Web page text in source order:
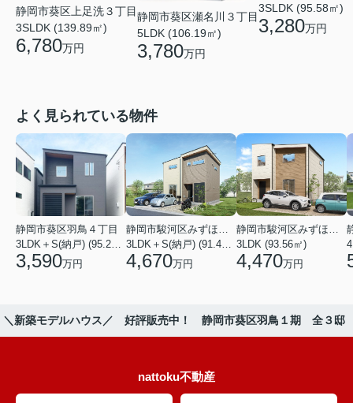
静岡市葵区上足洗３丁目
3SLDK (139.89㎡)
6,780万円
静岡市葵区瀬名川３丁目
5LDK (106.19㎡)
3,780万円
3SLDK (95.58㎡)
3,280万円
よく見られている物件
静岡市葵区羽鳥４丁目
3,590万円 4,670万円
3LDK (93.56㎡)
4,470万円
＼新築モデルハウス／ 好評販売中！ 静岡市葵区羽鳥１期 全３邸
nattoku不動産